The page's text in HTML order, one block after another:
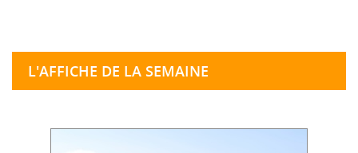
L'AFFICHE DE LA SEMAINE